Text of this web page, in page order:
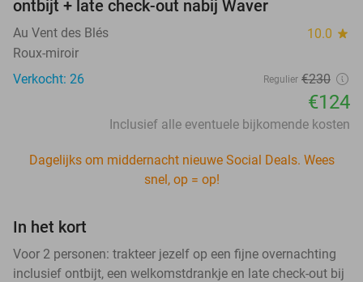
ontbijt + late check-out nabij Waver
Au Vent des Blés 10.0 star
Roux-miroir
Verkocht: 26
Regulier €230
€124
Inclusief alle eventuele bijkomende kosten
Dagelijks om middernacht nieuwe Social Deals. Wees
snel, op = op!
In het kort
Voor 2 personen: trakteer jezelf op een fijne overnachting
inclusief ontbijt, een welkomstdrankje en late check-out bij